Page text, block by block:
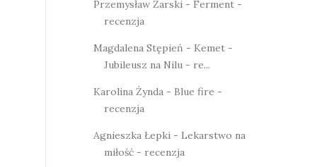
Przemysław Żarski - Ferment -
recenzja
Magdalena Stępień - Kemet -
Jubileusz na Nilu - re...
Karolina Żynda - Blue fire -
recenzja
Agnieszka Łepki - Lekarstwo na
miłość - recenzja